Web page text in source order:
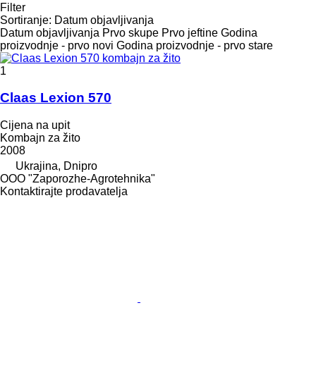
Filter
Sortiranje: Datum objavljivanja
Datum objavljivanja Prvo skupe Prvo jeftine Godina
proizvodnje - prvo novi Godina proizvodnje - prvo stare
1
Claas Lexion 570
Cijena na upit
Kombajn za žito
2008
Ukrajina, Dnipro
OOO "Zaporozhe-Agrotehnika"
Kontaktirajte prodavatelja